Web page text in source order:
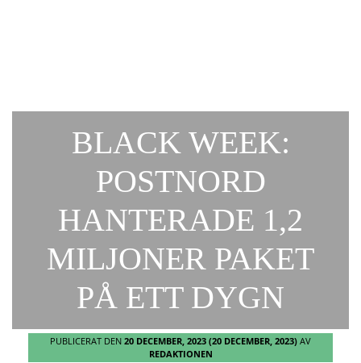
BLACK WEEK:
POSTNORD
HANTERADE 1,2
MILJONER PAKET
PÅ ETT DYGN
PUBLICERAT DEN 20 DECEMBER, 2023 (20 DECEMBER, 2023) AV
REDAKTIONEN